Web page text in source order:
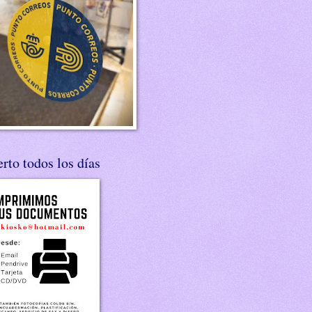
todos los días